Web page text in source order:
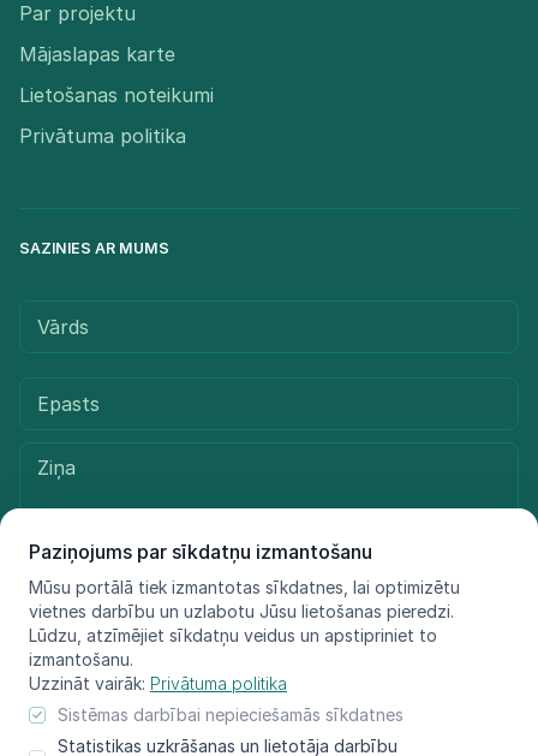
Paziņojums par sīkdatņu izmantošanu
Mūsu portālā tiek izmantotas sīkdatnes, lai optimizētu
vietnes darbību un uzlabotu Jūsu lietošanas pieredzi.
Lūdzu, atzīmējiet sīkdatņu veidus un apstipriniet to
izmantošanu.
Uzzināt vairāk: Privātuma politika
Sistēmas darbībai nepieciešamās sīkdatnes
Statistikas uzkrāšanas un lietotāja darbību
Par projektu
Mājaslapas karte
Lietošanas noteikumi
Privātuma politika
SAZINIES AR MUMS
Sūtīt ziņu
© LIFE FOR SPECIES, 2021 - 2025
Informācija atspoguļo tikai projekta LIFE FOR SPECIES īstenotāju